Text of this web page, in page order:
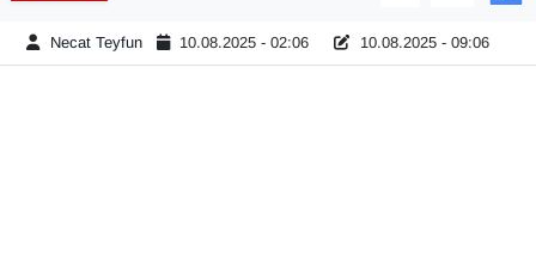
Necat Teyfun 10.08.2025 - 02:06 10.08.2025 - 09:06
En çok konuşulanlar